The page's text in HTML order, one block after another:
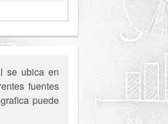
se ubica en
fuentes
puede